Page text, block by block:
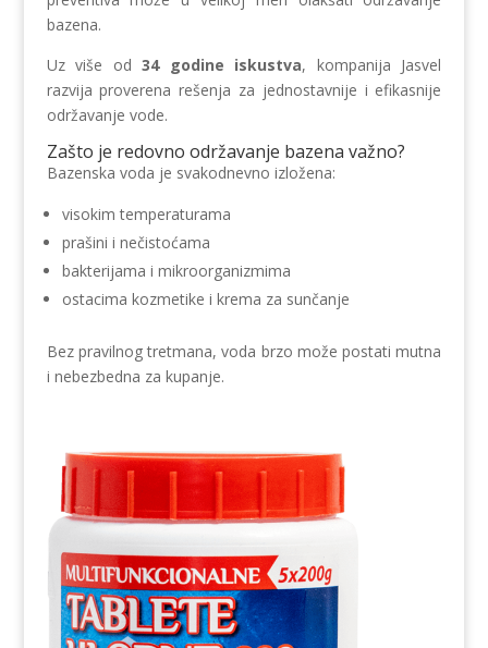
bazena.
Uz više od34 godine iskustva, kompanija Jasvel
razvija proverena rešenja za jednostavnije i efikasnije
održavanje vode.
Zašto je redovno održavanje bazena važno?
Bazenska voda je svakodnevno izložena:
visokim temperaturama
prašini i nečistoćama
bakterijama i mikroorganizmima
ostacima kozmetike i krema za sunčanje
Bez pravilnog tretmana, voda brzo može postati mutna
i nebezbedna za kupanje.